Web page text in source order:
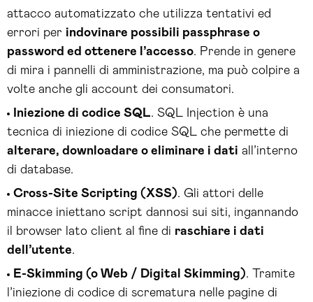
attacco automatizzato che utilizza tentativi ed
errori per indovinare possibili passphrase o
password ed ottenere l’accesso. Prende in genere
di mira i pannelli di amministrazione, ma può colpire a
volte anche gli account dei consumatori.
Iniezione di codice SQL. SQL Injection è una
tecnica di iniezione di codice SQL che permette di
alterare, downloadare o eliminare i dati all’interno
di database.
Cross-Site Scripting (XSS). Gli attori delle
minacce iniettano script dannosi sui siti, ingannando
il browser lato client al fine di raschiare i dati
dell’utente.
E-Skimming (o Web / Digital Skimming). Tramite
l’iniezione di codice di scrematura nelle pagine di